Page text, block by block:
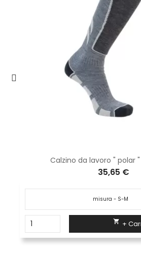
Calzino da lavoro " polar
35,65 €
 +